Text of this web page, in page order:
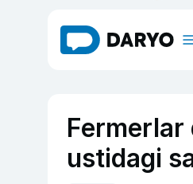
Fermerlar
ustidagi